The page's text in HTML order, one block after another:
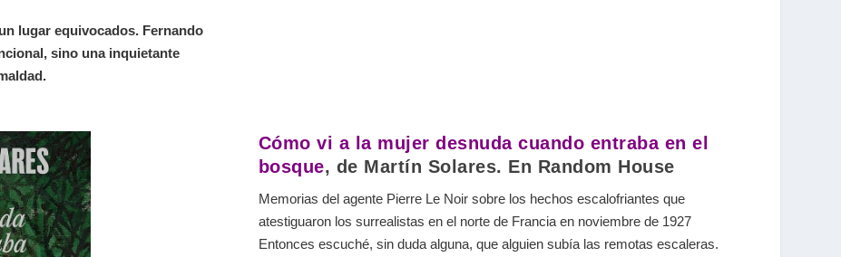
lugar equivocados. Fernando
sino una inquietante
Cómo vi a la mujer desnuda cuando entraba en el
bosque, de Martín Solares. En Random House
Memorias del agente Pierre Le Noir sobre los hechos escalofriantes que
atestiguaron los surrealistas en el norte de Francia en noviembre de 1927
Entonces escuché, sin duda alguna, que alguien subía las remotas escaleras.